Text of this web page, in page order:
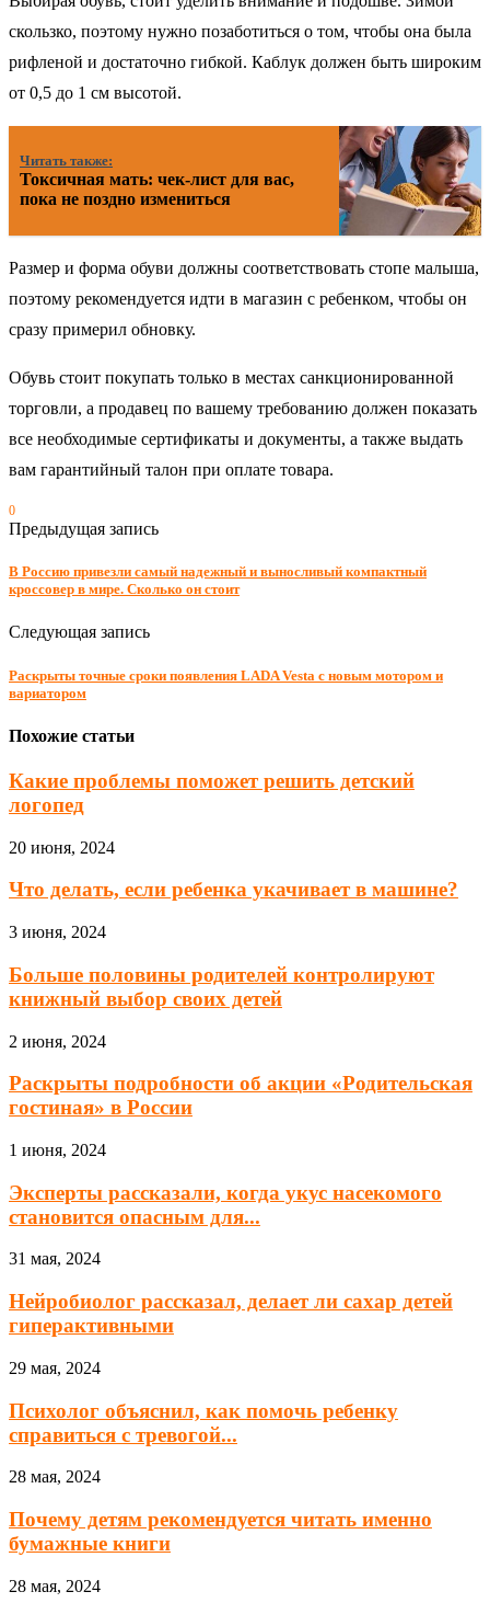
скользко, поэтому нужно позаботиться о том, чтобы она была
рифленой и достаточно гибкой. Каблук должен быть широким
от 0,5 до 1 см высотой.
Читать также:
Токсичная мать: чек-лист для вас,
пока не поздно измениться
Размер и форма обуви должны соответствовать стопе малыша,
поэтому рекомендуется идти в магазин с ребенком, чтобы он
сразу примерил обновку.
Обувь стоит покупать только в местах санкционированной
торговли, а продавец по вашему требованию должен показать
все необходимые сертификаты и документы, а также выдать
вам гарантийный талон при оплате товара.
0
Предыдущая запись
В Россию привезли самый надежный и выносливый компактный
кроссовер в мире. Сколько он стоит
Следующая запись
Раскрыты точные сроки появления LADA Vesta с новым мотором и
вариатором
Похожие статьи
Какие проблемы поможет решить детский
логопед
20 июня, 2024
Что делать, если ребенка укачивает в машине?
3 июня, 2024
Больше половины родителей контролируют
книжный выбор своих детей
2 июня, 2024
Раскрыты подробности об акции «Родительская
гостиная» в России
1 июня, 2024
Эксперты рассказали, когда укус насекомого
становится опасным для...
31 мая, 2024
Нейробиолог рассказал, делает ли сахар детей
гиперактивными
29 мая, 2024
Психолог объяснил, как помочь ребенку
справиться с тревогой...
28 мая, 2024
Почему детям рекомендуется читать именно
бумажные книги
28 мая, 2024